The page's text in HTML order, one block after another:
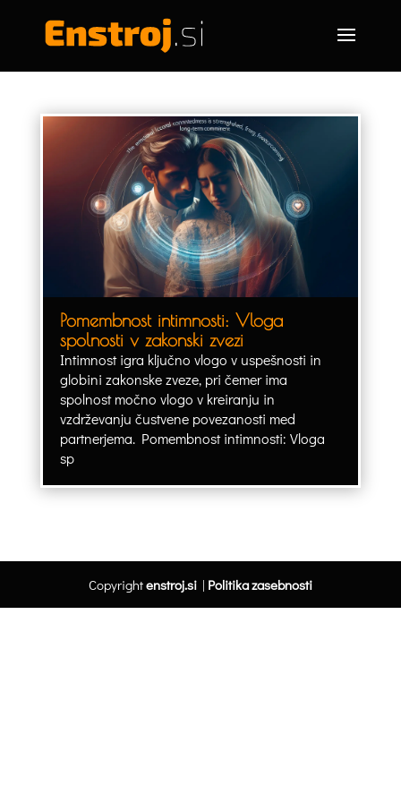
Pomembnost intimnosti: Vloga
spolnosti v zakonski zvezi
Intimnost igra ključno vlogo v uspešnosti in
globini zakonske zveze, pri čemer ima
spolnost močno vlogo v kreiranju in
vzdrževanju čustvene povezanosti med
partnerjema. Pomembnost intimnosti: Vloga
sp
Copyrightenstroj.si| Politika zasebnosti